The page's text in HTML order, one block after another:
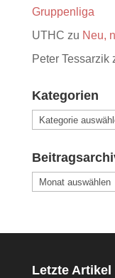
Gruppenliga
UTHC zu Neu,
Peter Tessarzik
Kategorien
Kategorien
Beitragsarchiv
Letzte Artikel